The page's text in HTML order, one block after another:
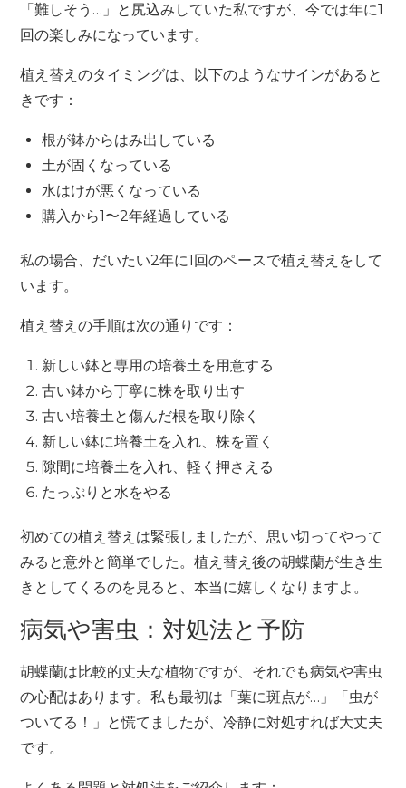
「難しそう…」と尻込みしていた私ですが、今では年に1
回の楽しみになっています。
植え替えのタイミングは、以下のようなサインがあると
きです：
根が鉢からはみ出している
土が固くなっている
水はけが悪くなっている
購入から1〜2年経過している
私の場合、だいたい2年に1回のペースで植え替えをして
います。
植え替えの手順は次の通りです：
新しい鉢と専用の培養土を用意する
古い鉢から丁寧に株を取り出す
古い培養土と傷んだ根を取り除く
新しい鉢に培養土を入れ、株を置く
隙間に培養土を入れ、軽く押さえる
たっぷりと水をやる
初めての植え替えは緊張しましたが、思い切ってやって
みると意外と簡単でした。植え替え後の胡蝶蘭が生き生
きとしてくるのを見ると、本当に嬉しくなりますよ。
病気や害虫：対処法と予防
胡蝶蘭は比較的丈夫な植物ですが、それでも病気や害虫
の心配はあります。私も最初は「葉に斑点が…」「虫が
ついてる！」と慌てましたが、冷静に対処すれば大丈夫
です。